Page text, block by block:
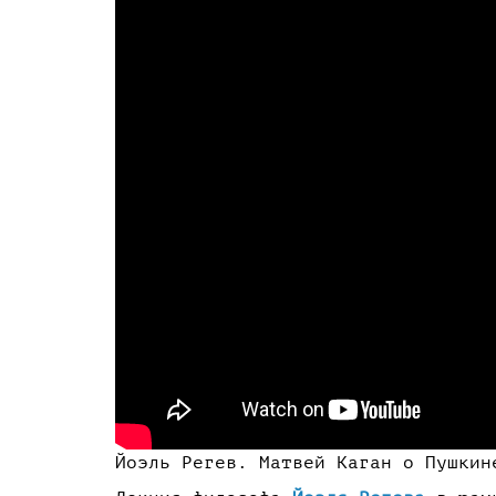
Йоэль Регев. Матвей Каган о